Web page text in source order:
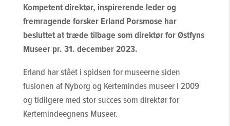
Kompetent direktør, inspirerende leder og
fremragende forsker Erland Porsmose har
besluttet at træde tilbage som direktør for Østfyns
Museer pr. 31. december 2023.
Erland har stået i spidsen for museerne siden
fusionen af Nyborg og Kertemindes museer i 2009
og tidligere med stor succes som direktør for
Kertemindeegnens Museer.